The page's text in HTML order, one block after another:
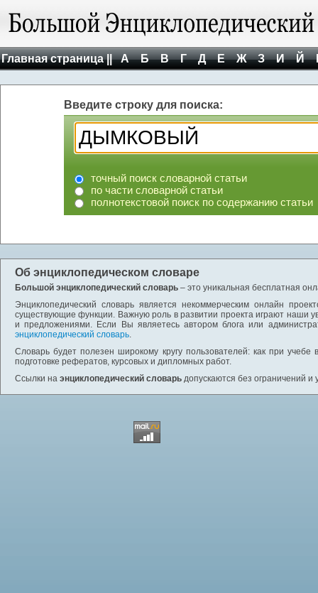
Главная страница || А Б В Г Д Е Ж З И Й
Введите строку для поиска:
точный поиск словарной статьи
по части словарной статьи
полнотекстовой поиск по содержанию статьи
Об энциклопедическом словаре
Большой энциклопедический словарь – это уникальная бесплатная
Энциклопедический словарь является некоммерческим онлайн
существующие функции. Важную роль в развитии проекта играют наши
и предложениями. Если Вы являетесь автором блога или
энциклопедический словарь.
Словарь будет полезен широкому кругу пользователей: как при
подготовке рефератов, курсовых и дипломных работ.
Ссылки на энциклопедический словарь допускаются без ограничений и